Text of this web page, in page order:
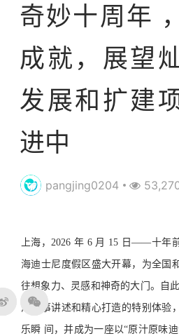
奇妙十周年
成就，展望
发展和扩建
进中
pangjing0204
上海，2026 年 6 月 15 日——十年
海迪士尼度假区盛大开幕，为全国
往想象力、灵感和神奇的大门。自
尼故事讲述和精心打造的特别体验
乐瞬 间，并成为一座以“原汁原味